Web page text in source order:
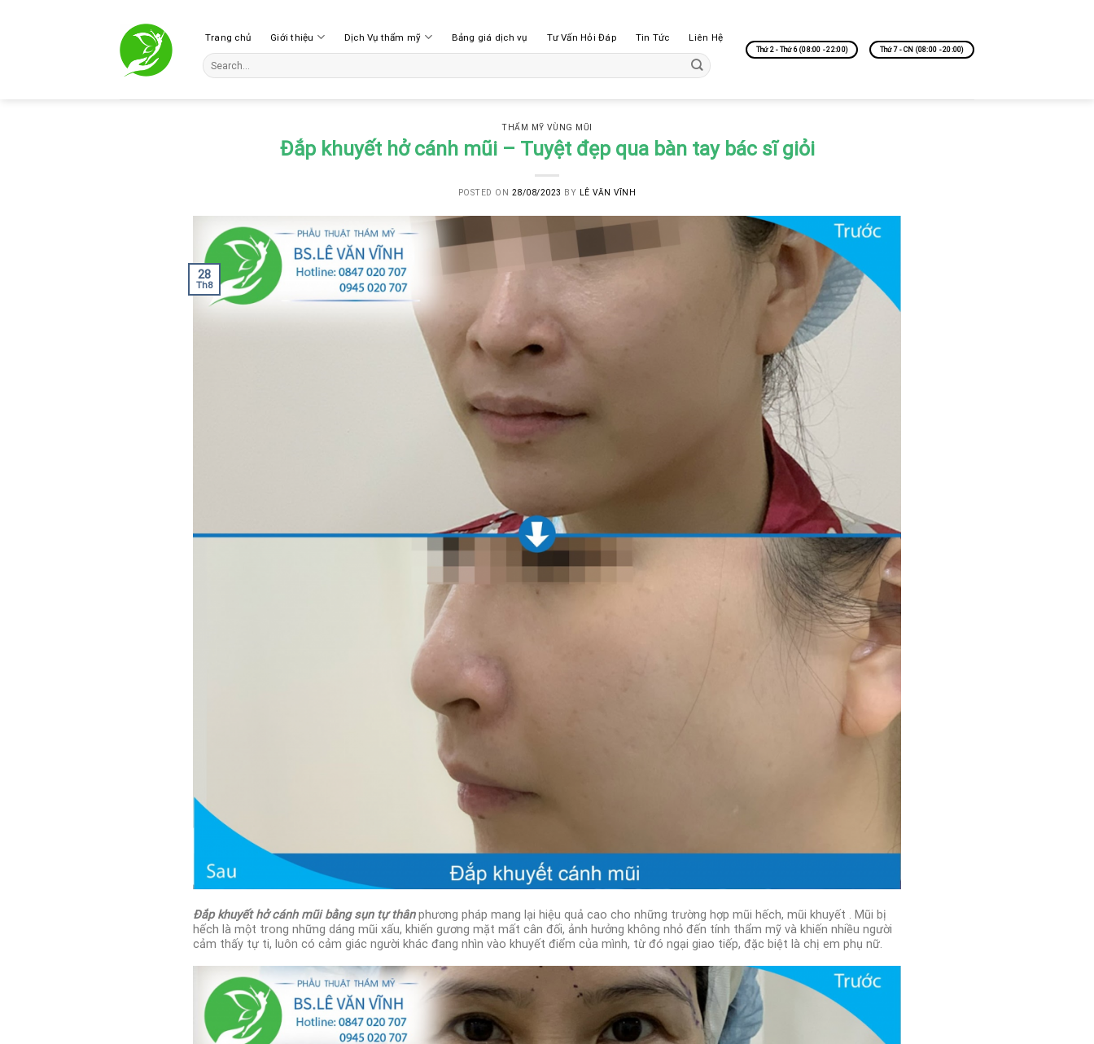
Trang chủ Giới thiệu Dịch Vụ thẩm mỹ Bảng giá dịch vụ Tư Vấn Hỏi Đáp Tin Tức Liên Hệ
Thứ 2 - Thứ 6 (08:00 - 22:00) Thứ 7 - CN (08:00 - 20:00)
THẨM MỸ VÙNG MŨI
Đắp khuyết hở cánh mũi – Tuyệt đẹp qua bàn tay bác sĩ giỏi
POSTED ON 28/08/2023 BY LÊ VĂN VĨNH
28
Th8
Đắp khuyết hở cánh mũi bằng sụn tự thânphương pháp mang lại hiệu quả cao cho những trường hợp mũi hếch, mũi khuyết . Mũi bị
hếch là một trong những dáng mũi xấu, khiến gương mặt mất cân đối, ảnh hưởng không nhỏ đến tính thẩm mỹ và khiến nhiều người
cảm thấy tự ti, luôn có cảm giác người khác đang nhìn vào khuyết điểm của mình, từ đó ngại giao tiếp, đặc biệt là chị em phụ nữ.